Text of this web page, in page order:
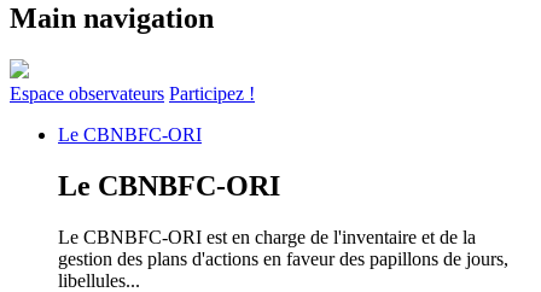
Main navigation
Espace observateurs Participez !
Le CBNBFC-ORI
Le CBNBFC-ORI
Le CBNBFC-ORI est en charge de l'inventaire et de la
gestion des plans d'actions en faveur des papillons de jours,
libellules...